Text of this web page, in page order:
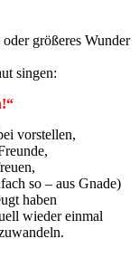
größeres Wunder
singen:
vorstellen,
so – aus Gnade)
haben
wieder einmal